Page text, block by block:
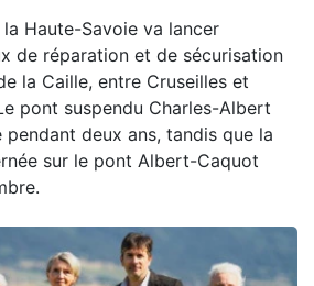
Haute-Savoie va lancer
de réparation et de sécurisation
la Caille, entre Cruseilles et
pont suspendu Charles-Albert
pendant deux ans, tandis que la
sur le pont Albert-Caquot